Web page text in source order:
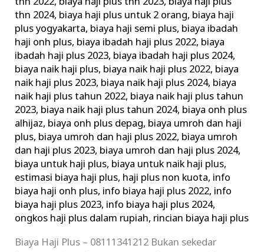
thn 2024, biaya haji plus untuk 2 orang, biaya haji
plus yogyakarta, biaya haji semi plus, biaya ibadah
haji onh plus, biaya ibadah haji plus 2022, biaya
ibadah haji plus 2023, biaya ibadah haji plus 2024,
biaya naik haji plus, biaya naik haji plus 2022, biaya
naik haji plus 2023, biaya naik haji plus 2024, biaya
naik haji plus tahun 2022, biaya naik haji plus tahun
2023, biaya naik haji plus tahun 2024, biaya onh plus
alhijaz, biaya onh plus depag, biaya umroh dan haji
plus, biaya umroh dan haji plus 2022, biaya umroh
dan haji plus 2023, biaya umroh dan haji plus 2024,
biaya untuk haji plus, biaya untuk naik haji plus,
estimasi biaya haji plus, haji plus non kuota, info
biaya haji onh plus, info biaya haji plus 2022, info
biaya haji plus 2023, info biaya haji plus 2024,
ongkos haji plus dalam rupiah, rincian biaya haji plus
Biaya Haji Plus – 08111341212 Bukan sekedar